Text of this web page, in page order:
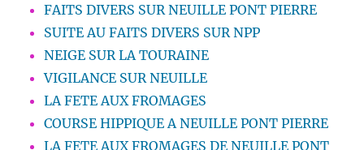
FAITS DIVERS SUR NEUILLE PONT PIERRE
SUITE AU FAITS DIVERS SUR NPP
NEIGE SUR LA TOURAINE
VIGILANCE SUR NEUILLE
LA FETE AUX FROMAGES
COURSE HIPPIQUE A NEUILLE PONT PIERRE
LA FETE AUX FROMAGES DE NEUILLE PONT